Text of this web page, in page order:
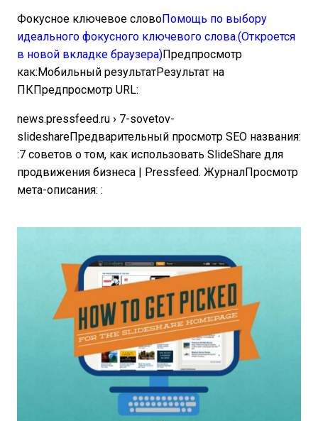
Фокусное ключевое словоПомощь по выбору
идеального фокусного ключевого слова.(Откроется
в новой вкладке браузера)Предпросмотр
как:Мобильный результатРезультат на
ПКПредпросмотр URL:
news.pressfeed.ru › 7-sovetov-
slideshareПредварительный просмотр SEO названия:
:7 советов о том, как использовать SlideShare для
продвижения бизнеса | Pressfeed. ЖурналПросмотр
мета-описания: :